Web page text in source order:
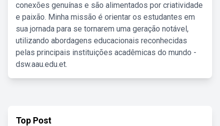
conexões genuínas e são alimentados por criatividade
e paixão. Minha missão é orientar os estudantes em
sua jornada para se tornarem uma geração notável,
utilizando abordagens educacionais reconhecidas
pelas principais instituições acadêmicas do mundo -
dsw.aau.edu.et.
Top Post